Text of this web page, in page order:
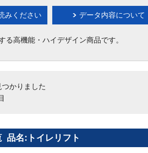
みください データ内容について
る高機能・ハイデザイン商品です。
かりました
品名:トイレリフト